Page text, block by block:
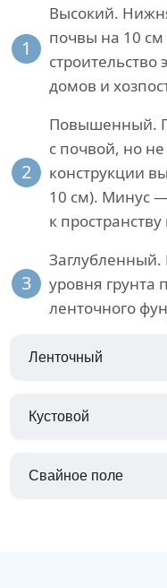
1
Высокий.
почвы на 10
строительство
домов и
2
Повышенный.
с почвой, но
конструкции
10 см). Минус —
к
3
Заглубленный.
уровня грунта
ленточного
Ленточный
Кустовой
Свайное поле